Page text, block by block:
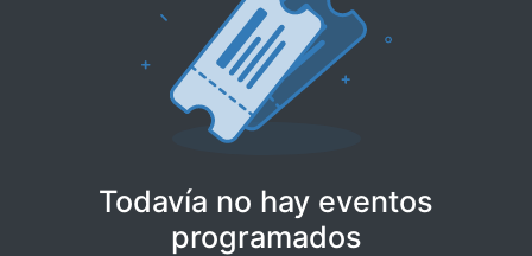
Todavía no hay eventos
programados